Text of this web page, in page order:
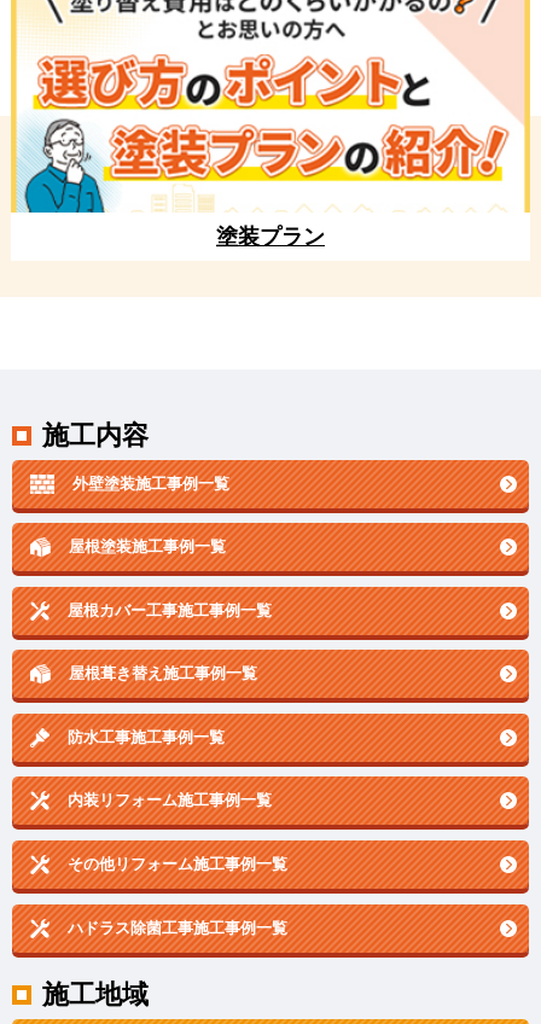
塗装プラン
施工内容
外壁塗装施工事例一覧
屋根塗装施工事例一覧
屋根カバー工事施工事例一覧
屋根葺き替え施工事例一覧
防水工事施工事例一覧
内装リフォーム施工事例一覧
その他リフォーム施工事例一覧
ハドラス除菌工事施工事例一覧
施工地域